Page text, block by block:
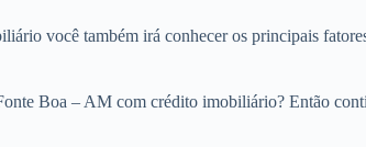
você também irá conhecer os principais
Boa – AM com crédito imobiliário? Então